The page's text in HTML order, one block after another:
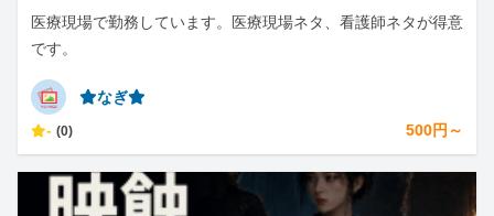
医療現場で勤務しています。医療現場ネタ、看護師ネタが得意
です。
⭐︎なぎ⭐︎
- (0) 500円～